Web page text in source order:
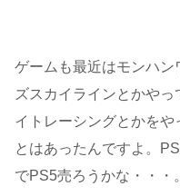
ゲームも最近はモンハ
ズスカイラインとかや
イトレーシングとかをや
とはあったんですよ。
でPS5売ろうかな・・・。